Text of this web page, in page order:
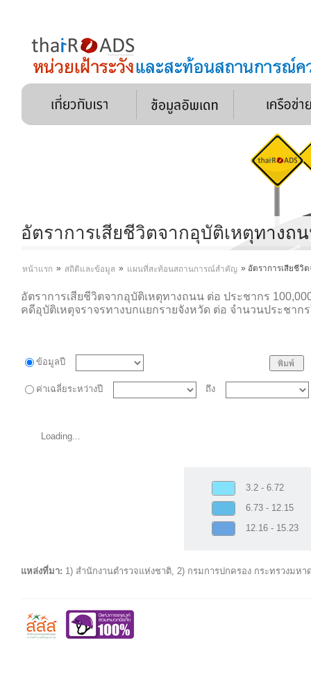
อัตราการเสียชีวิตจากอุบัติเหตุทางถ
หน้าแรก » สถิติและข้อมูล » แผนที่สะท้อนสถานการณ์สำคัญ » อัตราการเสียชีวิ
อัตราการเสียชีวิตจากอุบัติเหตุทางถนน ต่อ ประชากร
คดีอุบัติเหตุจราจรทางบกแยกรายจังหวัด ต่อ จำนวนประชา
ข้อมูลปี
ค่าเฉลี่ยระหว่างปี ถึง
Loading...
3.2 - 6.72
6.73 - 12.15
12.16 - 15.23
แหล่งที่มา: 1) สำนักงานตำรวจแห่งชาติ, 2) กรมการปกครอง กระทรวงมหา